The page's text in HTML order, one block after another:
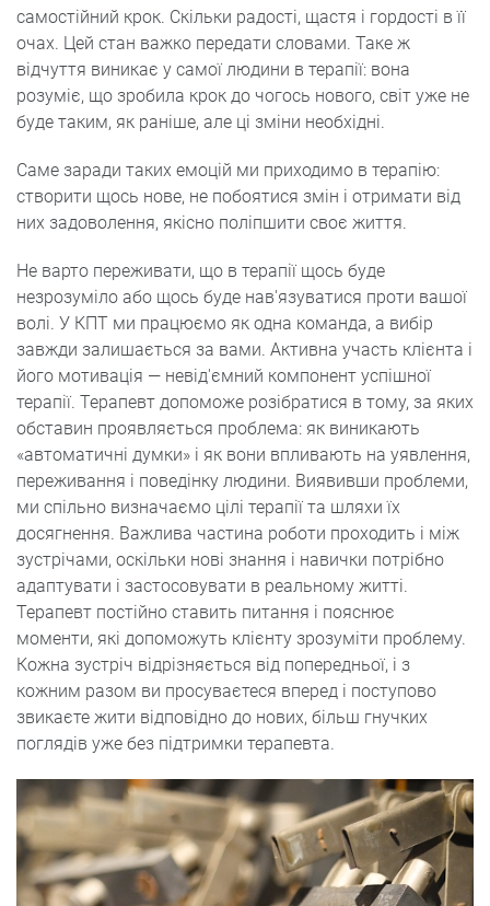
самостійний крок. Скільки радості, щастя і гордості в її
очах. Цей стан важко передати словами. Таке ж
відчуття виникає у самої людини в терапії: вона
розуміє, що зробила крок до чогось нового, світ уже не
буде таким, як раніше, але ці зміни необхідні.
Саме заради таких емоцій ми приходимо в терапію:
створити щось нове, не побоятися змін і отримати від
них задоволення, якісно поліпшити своє життя.
Не варто переживати, що в терапії щось буде
незрозуміло або щось буде нав'язуватися проти вашої
волі. У КПТ ми працюємо як одна команда, а вибір
завжди залишається за вами. Активна участь клієнта і
його мотивація — невід'ємний компонент успішної
терапії. Терапевт допоможе розібратися в тому, за яких
обставин проявляється проблема: як виникають
«автоматичні думки» і як вони впливають на уявлення,
переживання і поведінку людини. Виявивши проблеми,
ми спільно визначаємо цілі терапії та шляхи їх
досягнення. Важлива частина роботи проходить і між
зустрічами, оскільки нові знання і навички потрібно
адаптувати і застосовувати в реальному житті.
Терапевт постійно ставить питання і пояснює
моменти, які допоможуть клієнту зрозуміти проблему.
Кожна зустріч відрізняється від попередньої, і з
кожним разом ви просуваєтеся вперед і поступово
звикаєте жити відповідно до нових, більш гнучких
поглядів уже без підтримки терапевта.